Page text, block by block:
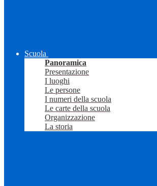
Scuola
Panoramica
Presentazione
I luoghi
Le persone
I numeri della scuola
Le carte della scuola
Organizzazione
La storia